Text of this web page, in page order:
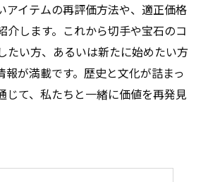
アイテムの再評価方法や、適正価格
介します。これから切手や宝石のコ
たい方、あるいは新たに始めたい方
報が満載です。歴史と文化が詰まっ
じて、私たちと一緒に価値を再発見